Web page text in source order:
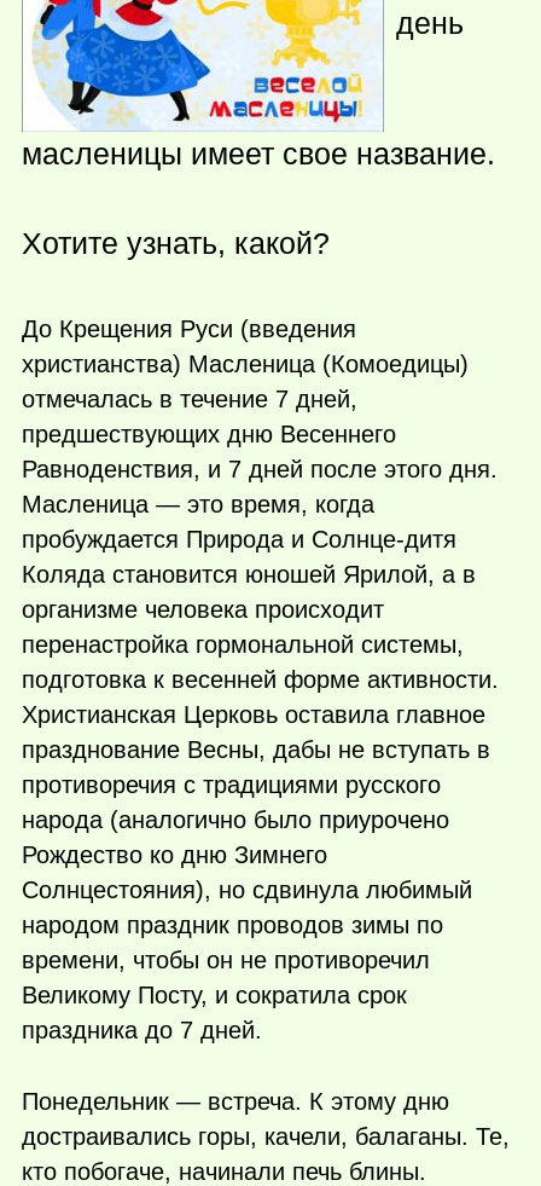
день
масленицы имеет свое название.
Хотите узнать, какой?
До Крещения Руси (введения
христианства) Масленица (Комоедицы)
отмечалась в течение 7 дней,
предшествующих дню Весеннего
Равноденствия, и 7 дней после этого дня.
Масленица — это время, когда
пробуждается Природа и Солнце-дитя
Коляда становится юношей Ярилой, а в
организме человека происходит
перенастройка гормональной системы,
подготовка к весенней форме активности.
Христианская Церковь оставила главное
празднование Весны, дабы не вступать в
противоречия с традициями русского
народа (аналогично было приурочено
Рождество ко дню Зимнего
Солнцестояния), но сдвинула любимый
народом праздник проводов зимы по
времени, чтобы он не противоречил
Великому Посту, и сократила срок
праздника до 7 дней.
Понедельник — встреча. К этому дню
достраивались горы, качели, балаганы. Те,
кто побогаче, начинали печь блины.